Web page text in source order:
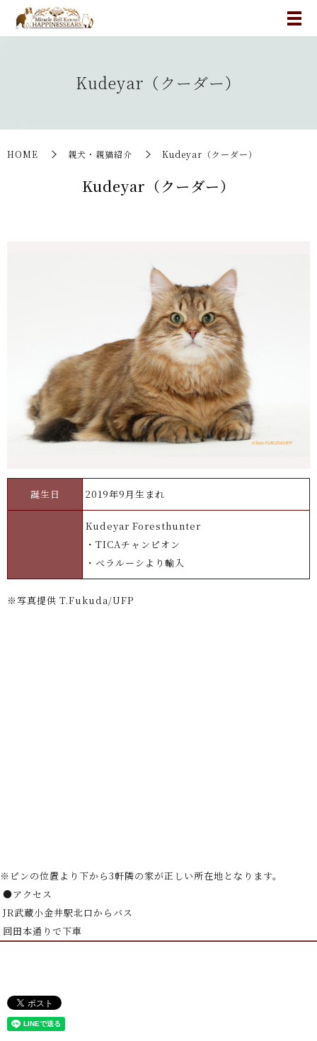
Kudeyar（クーダー）
HOME 親犬・親猫紹介 Kudeyar（クーダー）
Kudeyar（クーダー）
誕生日 2019年9月生まれ
Kudeyar Foresthunter
・TICAチャンピオン
・ベラルーシより輸入
※写真提供 T.Fukuda/UFP
※ピンの位置より下から3軒隣の家が正しい所在地となります。
●アクセス
JR武蔵小金井駅北口からバス
回田本通りで下車